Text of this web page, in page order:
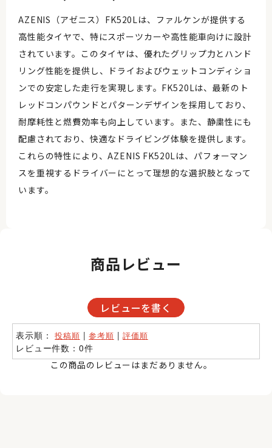
AZENIS（アゼニス）FK520Lは、ファルケンが提供する
高性能タイヤで、特にスポーツカーや高性能車向けに設計
されています。このタイヤは、優れたグリップ力とハンド
リング性能を提供し、ドライおよびウェットコンディショ
ンでの安定した走行を実現します。FK520Lは、最新のト
レッドコンパウンドとパターンデザインを採用しており、
耐摩耗性と燃費効率も向上しています。また、静粛性にも
配慮されており、快適なドライビング体験を提供します。
これらの特性により、AZENIS FK520Lは、パフォーマン
スを重視するドライバーにとって理想的な選択肢となって
います。
商品レビュー
レビューを書く
表示順：投稿順 |参考順 |評価順
レビュー件数：0件
この商品のレビューはまだありません。